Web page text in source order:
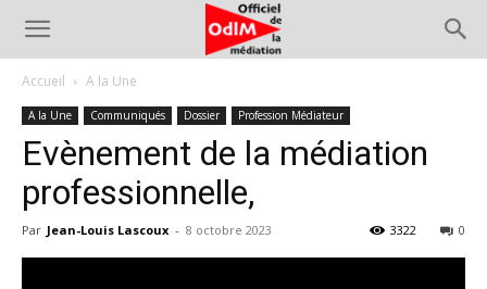
Accueil A la Une
A la Une Communiqués Dossier Profession Médiateur
Evènement de la médiation
professionnelle,
Par Jean-Louis Lascoux - 8 octobre 2023 0
3322